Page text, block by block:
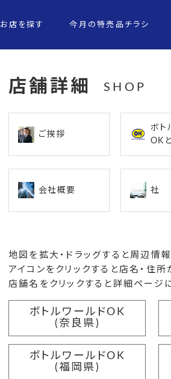
お店を探す 今月の特売品チラシ
店舗詳細 SHOP
ご挨拶
ボト
OK
会社概要 社
地図を拡大・ドラッグすると周辺情
アイコンをクリックすると店名・住所
店舗名をクリックすると詳細ページ
ボトルワールドOK
(奈良県)
ボトルワールドOK
(福岡県)